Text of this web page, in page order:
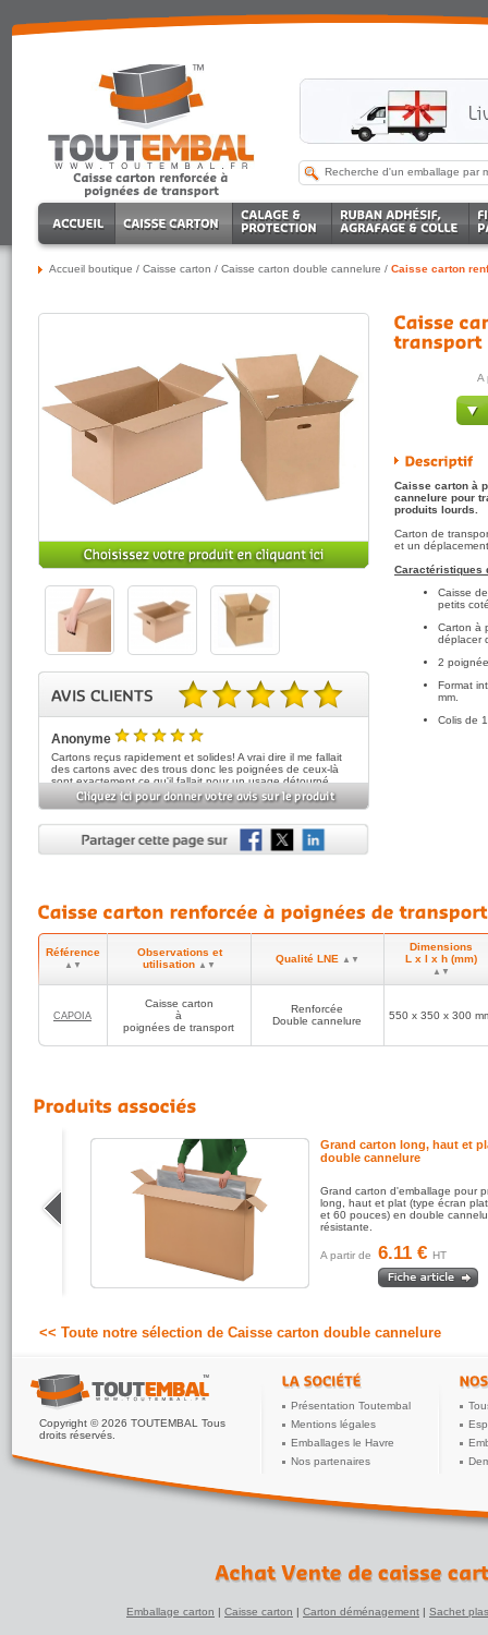
Accueil boutique / Caisse carton / Caisse carton double cannelure / Caisse carton
5.00 sur 5 basé sur 2 note(s).
Anonyme
5
Cartons reçus rapidement et solides! A vrai dire il me fallait
des cartons avec des trous donc les poignées de ceux-là
sont exactement ce qu'il fallait pour un usage détourné
(transport de poules...) client satisfait
Anonyme
5/5
(réf:CAPOIA)
A
Caisse carton à
cannelure pour
produits lourds.
Carton de
et un
Caractéristiques
Caisse
petits
Carton à
déplacer
2
Format
mm.
Colis de
Référence
▲▼
Observations et
utilisation ▲▼
Qualité LNE ▲▼
Dimensions
L x l x h (mm)
▲▼
CAPOIA
Caisse carton
à
poignées de transport
Renforcée
Double cannelure
550 x 350 x 300
Grand carton long, haut et
double cannelure
Grand carton d'emballage pour
long, haut et plat (type écran
et 60 pouces) en double
résistante.
A partir de 6.11 € HT
<< Toute notre sélection de Caisse carton double cannelure
Copyright © 2026 TOUTEMBAL Tous
droits réservés.
Présentation Toutembal
Mentions légales
Emballages le Havre
Nos partenaires
Emballage carton | Caisse carton | Carton déménagement | Sachet